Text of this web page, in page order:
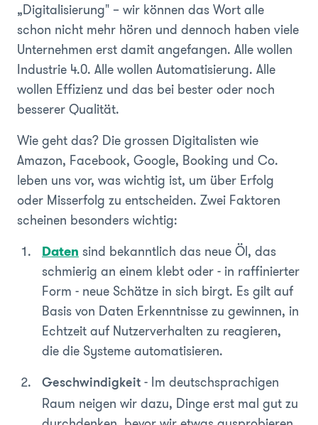
„Digitalisierung" – wir können das Wort alle
schon nicht mehr hören und dennoch haben viele
Unternehmen erst damit angefangen. Alle wollen
Industrie 4.0. Alle wollen Automatisierung. Alle
wollen Effizienz und das bei bester oder noch
besserer Qualität.
Wie geht das? Die grossen Digitalisten wie
Amazon, Facebook, Google, Booking und Co.
leben uns vor, was wichtig ist, um über Erfolg
oder Misserfolg zu entscheiden. Zwei Faktoren
scheinen besonders wichtig:
Daten sind bekanntlich das neue Öl, das
schmierig an einem klebt oder - in raffinierter
Form - neue Schätze in sich birgt. Es gilt auf
Basis von Daten Erkenntnisse zu gewinnen, in
Echtzeit auf Nutzerverhalten zu reagieren,
die die Systeme automatisieren.
Geschwindigkeit - Im deutschsprachigen
Raum neigen wir dazu, Dinge erst mal gut zu